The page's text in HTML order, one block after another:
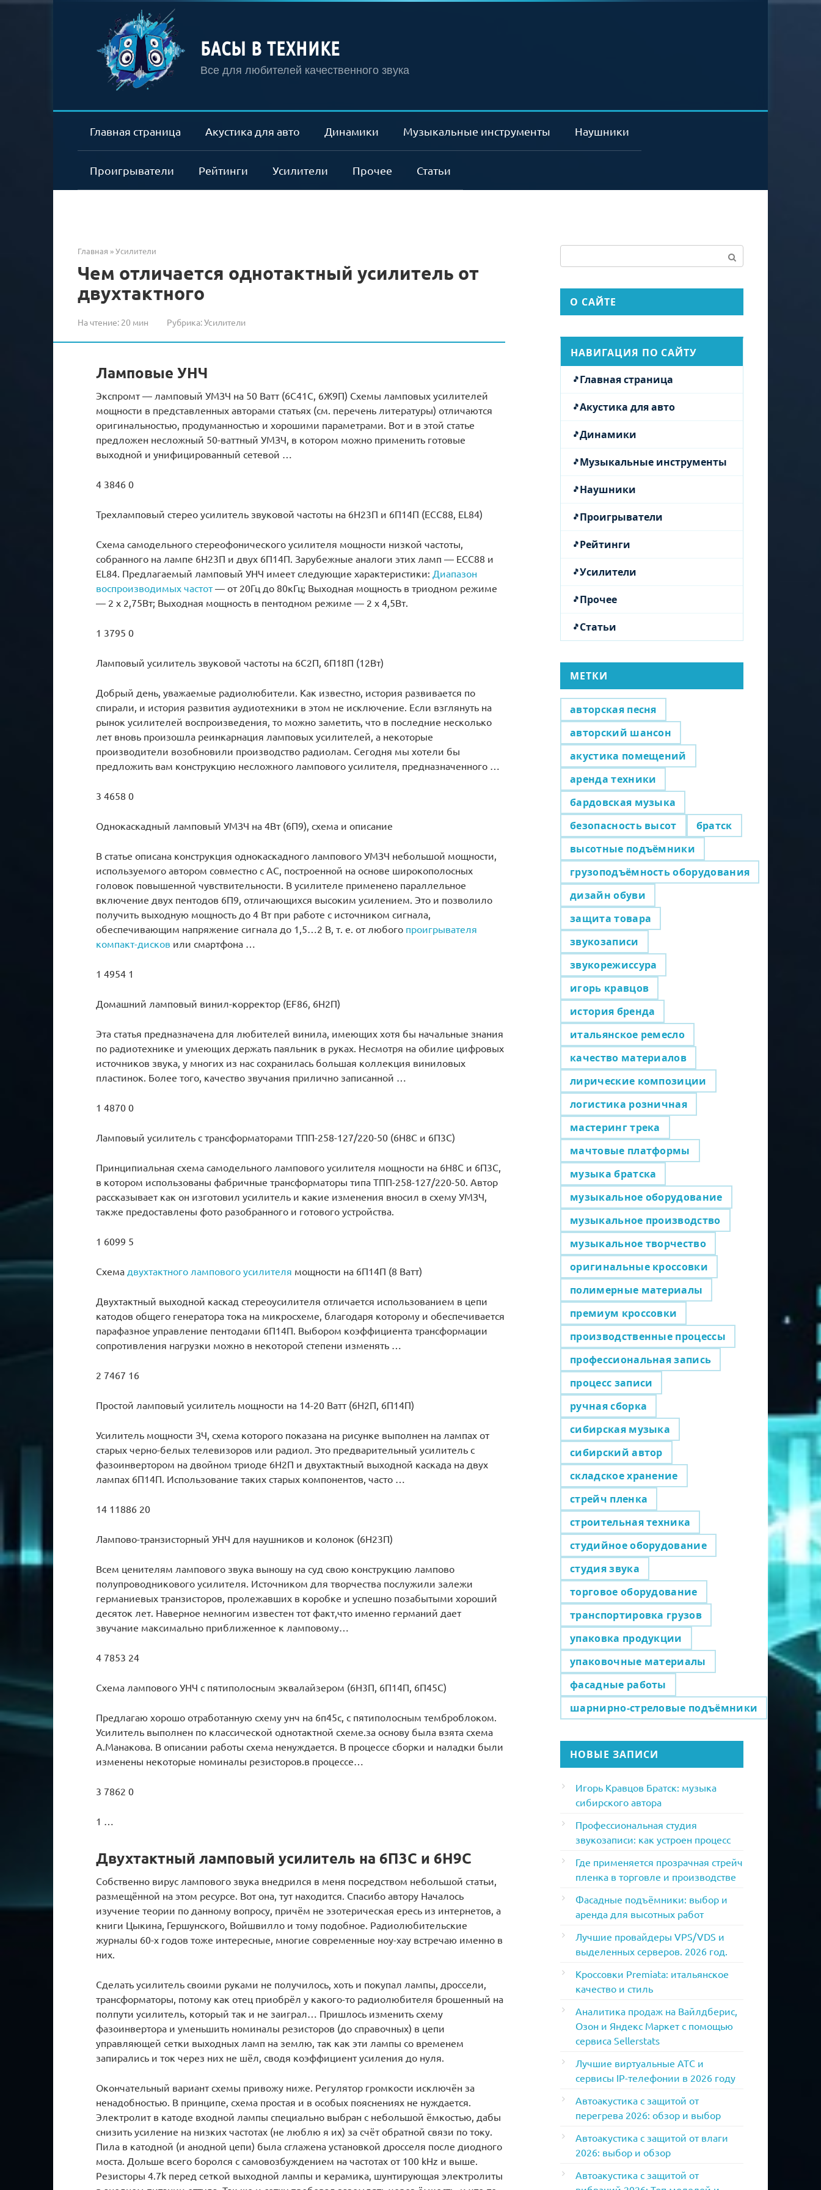
БАСЫ В ТЕХНИКЕ
Все для любителей качественного звука
Главная страница Акустика для авто Динамики Музыкальные инструменты Наушники
Проигрыватели Рейтинги Усилители Прочее Статьи
Главная »Усилители
Чем отличается однотактный усилитель от
двухтактного
На чтение: 20 мин Рубрика:Усилители
Ламповые УНЧ
Экспромт — ламповый УМЗЧ на 50 Ватт (6С41С, 6Ж9П) Схемы ламповых усилителей
мощности в представленных авторами статьях (см. перечень литературы) отличаются
оригинальностью, продуманностью и хорошими параметрами. Вот и в этой статье
предложен несложный 50-ваттный УМЗЧ, в котором можно применить готовые
выходной и унифицированный сетевой …
4 3846 0
Трехламповый стерео усилитель звуковой частоты на 6Н23П и 6П14П (ECC88, EL84)
Схема самодельного стереофонического усилителя мощности низкой частоты,
собранного на лампе 6Н23П и двух 6П14П. Зарубежные аналоги этих ламп — ECC88 и
EL84. Предлагаемый ламповый УНЧ имеет следующие характеристики: Диапазон
воспроизводимых частот— от 20Гц до 80кГц; Выходная мощность в триодном режиме
— 2 х 2,75Вт; Выходная мощность в пентодном режиме — 2 х 4,5Вт.
1 3795 0
Ламповый усилитель звуковой частоты на 6С2П, 6П18П (12Вт)
Добрый день, уважаемые радиолюбители. Как известно, история развивается по
спирали, и история развития аудиотехники в этом не исключение. Если взглянуть на
рынок усилителей воспроизведения, то можно заметить, что в последние несколько
лет вновь произошла реинкарнация ламповых усилителей, а некоторые
производители возобновили производство радиолам. Сегодня мы хотели бы
предложить вам конструкцию несложного лампового усилителя, предназначенного …
3 4658 0
Однокаскадный ламповый УМЗЧ на 4Вт (6П9), схема и описание
В статье описана конструкция однокаскадного лампового УМЗЧ небольшой мощности,
используемого автором совместно с АС, построенной на основе широкополосных
головок повышенной чувствительности. В усилителе применено параллельное
включение двух пентодов 6П9, отличающихся высоким усилением. Это и позволило
получить выходную мощность до 4 Вт при работе с источником сигнала,
обеспечивающим напряжение сигнала до 1,5…2 В, т. е. от любого проигрывателя
компакт-дисков или смартфона …
1 4954 1
Домашний ламповый винил-корректор (EF86, 6Н2П)
Эта статья предназначена для любителей винила, имеющих хотя бы начальные знания
по радиотехнике и умеющих держать паяльник в руках. Несмотря на обилие цифровых
источников звука, у многих из нас сохранилась большая коллекция виниловых
пластинок. Более того, качество звучания прилично записанной …
1 4870 0
Ламповый усилитель с трансформаторами ТПП-258-127/220-50 (6Н8С и 6П3С)
Принципиальная схема самодельного лампового усилителя мощности на 6Н8С и 6П3С,
в котором использованы фабричные трансформаторы типа ТПП-258-127/220-50. Автор
рассказывает как он изготовил усилитель и какие изменения вносил в схему УМЗЧ,
также предоставлены фото разобранного и готового устройства.
1 6099 5
Схема двухтактного лампового усилителя мощности на 6П14П (8 Ватт)
Двухтактный выходной каскад стереоусилителя отличается использованием в цепи
катодов общего генератора тока на микросхеме, благодаря которому и обеспечивается
парафазное управление пентодами 6П14П. Выбором коэффициента трансформации
сопротивления нагрузки можно в некоторой степени изменять …
2 7467 16
Простой ламповый усилитель мощности на 14-20 Ватт (6Н2П, 6П14П)
Усилитель мощности ЗЧ, схема которого показана на рисунке выполнен на лампах от
старых черно-белых телевизоров или радиол. Это предварительный усилитель с
фазоинвертором на двойном триоде 6Н2П и двухтактный выходной каскада на двух
лампах 6П14П. Использование таких старых компонентов, часто …
14 11886 20
Лампово-транзисторный УНЧ для наушников и колонок (6Н23П)
Всем ценителям лампового звука выношу на суд свою конструкцию лампово
полупроводникового усилителя. Источником для творчества послужили залежи
германиевых транзисторов, пролежавших в коробке и успешно позабытыми хороший
десяток лет. Наверное немногим известен тот факт,что именно германий дает
звучание максимально приближенное к ламповому…
4 7853 24
Схема лампового УНЧ с пятиполосным эквалайзером (6Н3П, 6П14П, 6П45С)
Предлагаю хорошо отработанную схему унч на 6п45с, с пятиполосным темброблоком.
Усилитель выполнен по классической однотактной схеме.за основу была взята схема
А.Манакова. В описании работы схема ненуждается. В процессе сборки и наладки были
изменены некоторые номиналы резисторов.в процессе…
3 7862 0
1 …
Двухтактный ламповый усилитель на 6П3С и 6Н9С
Собственно вирус лампового звука внедрился в меня посредством небольшой статьи,
размещённой на этом ресурсе. Вот она, тут находится. Спасибо автору Началось
изучение теории по данному вопросу, причём не эзотерическая ересь из интернетов, а
книги Цыкина, Гершунского, Войшвилло и тому подобное. Радиолюбительские
журналы 60-х годов тоже интересные, многие современные ноу-хау встречаю именно в
них.
Сделать усилитель своими руками не получилось, хоть и покупал лампы, дроссели,
трансформаторы, потому как отец приобрёл у какого-то радиолюбителя брошенный на
полпути усилитель, который так и не заиграл… Пришлось изменить схему
фазоинвертора и уменьшить номиналы резисторов (до справочных) в цепи
управляющей сетки выходных ламп на землю, так как эти лампы со временем
запирались и ток через них не шёл, сводя коэффициент усиления до нуля.
Окончательный вариант схемы привожу ниже. Регулятор громкости исключён за
ненадобностью. В принципе, схема простая и в особых пояснениях не нуждается.
Электролит в катоде входной лампы специально выбран с небольшой ёмкостью, дабы
снизить усиление на низких частотах (не люблю я их) за счёт обратной связи по току.
Пила в катодной (и анодной цепи) была сглажена установкой дросселя после диодного
моста. Дольше всего боролся с самовозбуждением на частотах от 100 kHz и выше.
Резисторы 4.7k перед сеткой выходной лампы и керамика, шунтирующая электролиты
О САЙТЕ
НАВИГАЦИЯ ПО САЙТУ
Главная страница
Акустика для авто
Динамики
Музыкальные инструменты
Наушники
Проигрыватели
Рейтинги
Усилители
Прочее
Статьи
МЕТКИ
авторская песня
авторский шансон
акустика помещений
аренда техники
бардовская музыка
безопасность высот
братск
высотные подъёмники
грузоподъёмность оборудования
дизайн обуви
защита товара
звукозаписи
звукорежиссура
игорь кравцов
история бренда
итальянское ремесло
качество материалов
лирические композиции
логистика розничная
мастеринг трека
мачтовые платформы
музыка братска
музыкальное оборудование
музыкальное производство
музыкальное творчество
оригинальные кроссовки
полимерные материалы
премиум кроссовки
производственные процессы
профессиональная запись
процесс записи
ручная сборка
сибирская музыка
сибирский автор
складское хранение
стрейч пленка
строительная техника
студийное оборудование
студия звука
торговое оборудование
транспортировка грузов
упаковка продукции
упаковочные материалы
фасадные работы
шарнирно-стреловые подъёмники
НОВЫЕ ЗАПИСИ
Игорь Кравцов Братск: музыка
сибирского автора
Профессиональная студия
звукозаписи: как устроен процесс
Где применяется прозрачная стрейч
пленка в торговле и производстве
Фасадные подъёмники: выбор и
аренда для высотных работ
Лучшие провайдеры VPS/VDS и
выделенных серверов. 2026 год.
Кроссовки Premiata: итальянское
качество и стиль
Аналитика продаж на Вайлдберис,
Озон и Яндекс Маркет с помощью
сервиса Sellerstats
Лучшие виртуальные АТС и
сервисы IP-телефонии в 2026 году
Автоакустика с защитой от
перегрева 2026: обзор и выбор
Автоакустика с защитой от влаги
2026: выбор и обзор
Автоакустика с защитой от